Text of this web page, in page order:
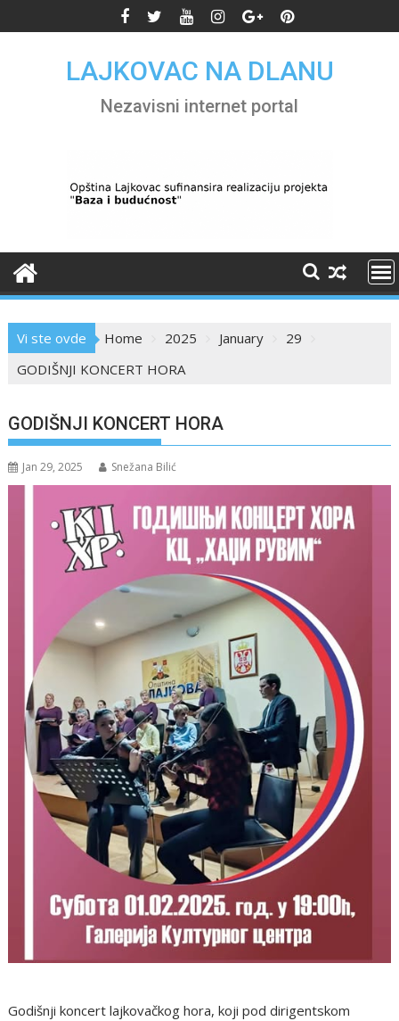
to
LAJKOVAC NA DLANU
Nezavisni internet portal
Vi ste ovde Home 2025 January
29
GODIŠNJI KONCERT HORA
GODIŠNJI KONCERT HORA
Jan 29, 2025 Snežana Bilić
Godišnji koncert lajkovačkog hora, koji pod dirigentskom